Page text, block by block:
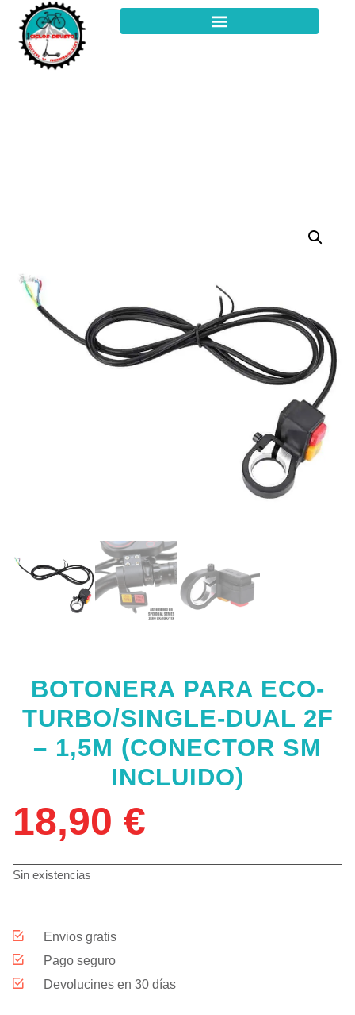
BOTONERA PARA ECO-
TURBO/SINGLE-DUAL 2F
– 1,5M (CONECTOR SM
INCLUIDO)
18,90 €
Sin existencias
Envios gratis
Pago seguro
Devolucines en 30 días